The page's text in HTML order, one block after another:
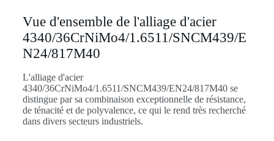
Vue d'ensemble de l'alliage d'acier
4340/36CrNiMo4/1.6511/SNCM439/E
N24/817M40
L'alliage d'acier
4340/36CrNiMo4/1.6511/SNCM439/EN24/817M40 se
distingue par sa combinaison exceptionnelle de résistance,
de ténacité et de polyvalence, ce qui le rend très recherché
dans divers secteurs industriels.